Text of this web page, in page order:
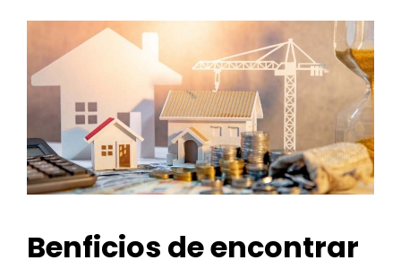
Benficios de encontrar